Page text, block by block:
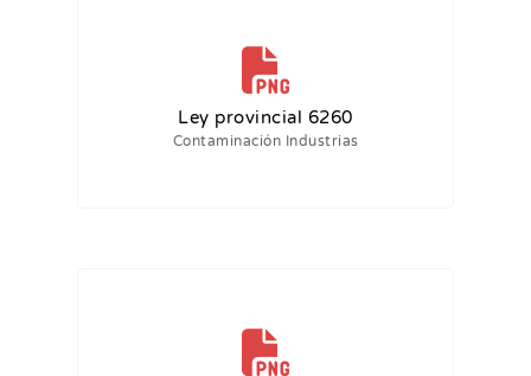
Ley provincial 6260
Contaminación Industrias